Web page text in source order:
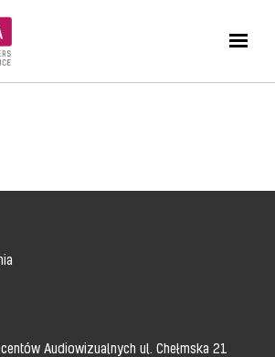
Audiowizualnych ul. Chełmska 21